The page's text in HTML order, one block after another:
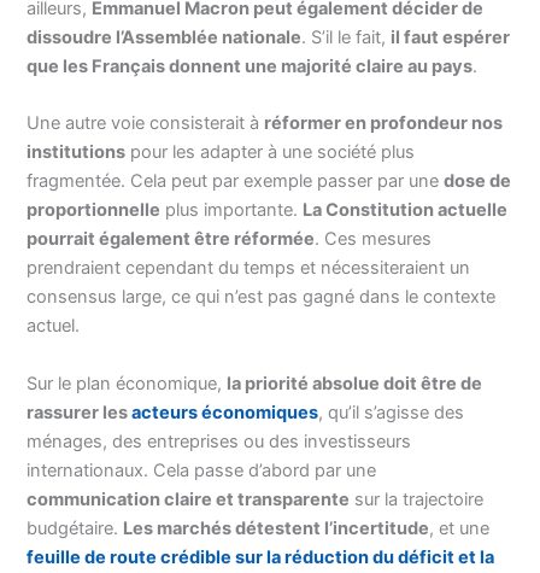
ailleurs, Emmanuel Macron peut également décider de
dissoudre l’Assemblée nationale. S’il le fait, il faut espérer
que les Français donnent une majorité claire au pays.
Une autre voie consisterait à réformer en profondeur nos
institutions pour les adapter à une société plus
fragmentée. Cela peut par exemple passer par unedose de
proportionnelle plus importante. La Constitution actuelle
pourrait également être réformée. Ces mesures
prendraient cependant du temps et nécessiteraient un
consensus large, ce qui n’est pas gagné dans le contexte
actuel.
Sur le plan économique, la priorité absolue doit être de
rassurer lesacteurs économiques, qu’il s’agisse des
ménages, des entreprises ou des investisseurs
internationaux. Cela passe d’abord par une
communication claire et transparente sur la trajectoire
budgétaire. Les marchés détestent l’incertitude, et une
feuille de route crédible sur la réduction du déficit et la